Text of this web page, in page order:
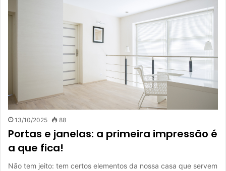
13/10/2025 88
Portas e janelas: a primeira impressão é
a que fica!
Não tem jeito: tem certos elementos da nossa casa que servem